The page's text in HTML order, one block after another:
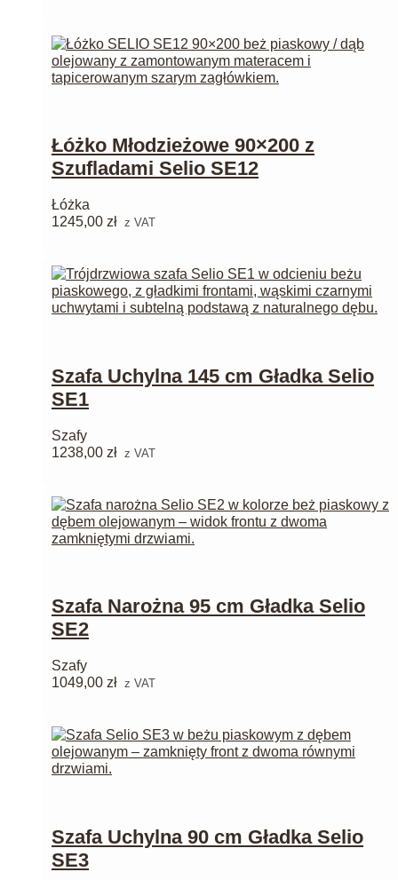
Łóżko Młodzieżowe 90×200 z
Szufladami Selio SE12
Łóżka
1245,00 zł z VAT
Szafa Uchylna 145 cm Gładka Selio
SE1
Szafy
1238,00 zł z VAT
Szafa Narożna 95 cm Gładka Selio
SE2
Szafy
1049,00 zł z VAT
Szafa Uchylna 90 cm Gładka Selio
SE3